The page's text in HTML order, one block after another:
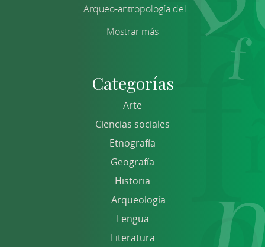
Arqueo-antropología del...
Mostrar más
Categorías
Arte
Ciencias sociales
Etnografía
Geografía
Historia
Arqueología
Lengua
Literatura